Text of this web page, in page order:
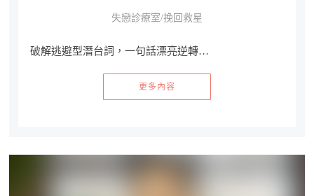
失戀診療室/挽回救星
破解逃避型潛台詞，一句話漂亮逆轉…
更多內容